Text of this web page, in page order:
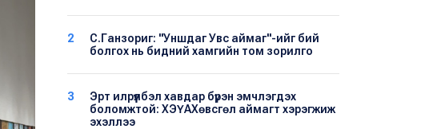
2
С.Ганзориг: "Уншдаг Увс аймаг"-ийг бий
болгох нь бидний хамгийн том зорилго
3
Эрт илрүүлбэл хавдар бүрэн эмчлэгдэх
боломжтой: ХЭҮА​Хөвсгөл аймагт хэрэгжиж
эхэллээ